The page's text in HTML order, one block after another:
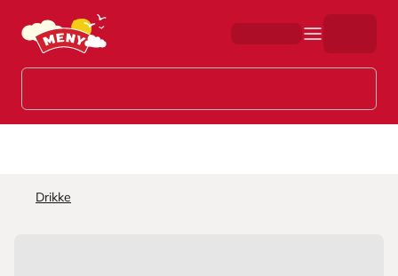
Hopp til hovedinnhold
Drikke